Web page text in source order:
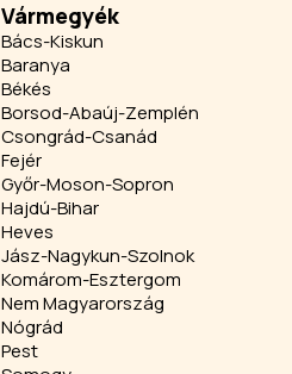
Vármegyék
Bács-Kiskun
Baranya
Békés
Borsod-Abaúj-Zemplén
Csongrád-Csanád
Fejér
Győr-Moson-Sopron
Hajdú-Bihar
Heves
Jász-Nagykun-Szolnok
Komárom-Esztergom
Nem Magyarország
Nógrád
Pest